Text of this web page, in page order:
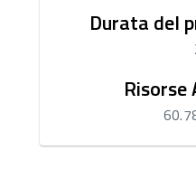
Durata del
Risorse